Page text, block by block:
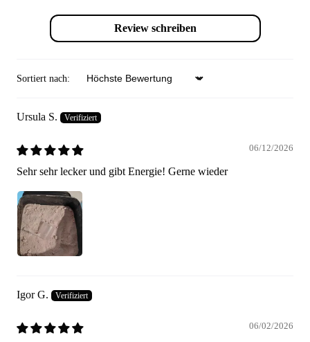
Review schreiben
Sortiert nach: Sort by
Ursula S.
06/12/2026
Sehr sehr lecker und gibt Energie! Gerne wieder
Igor G.
06/02/2026